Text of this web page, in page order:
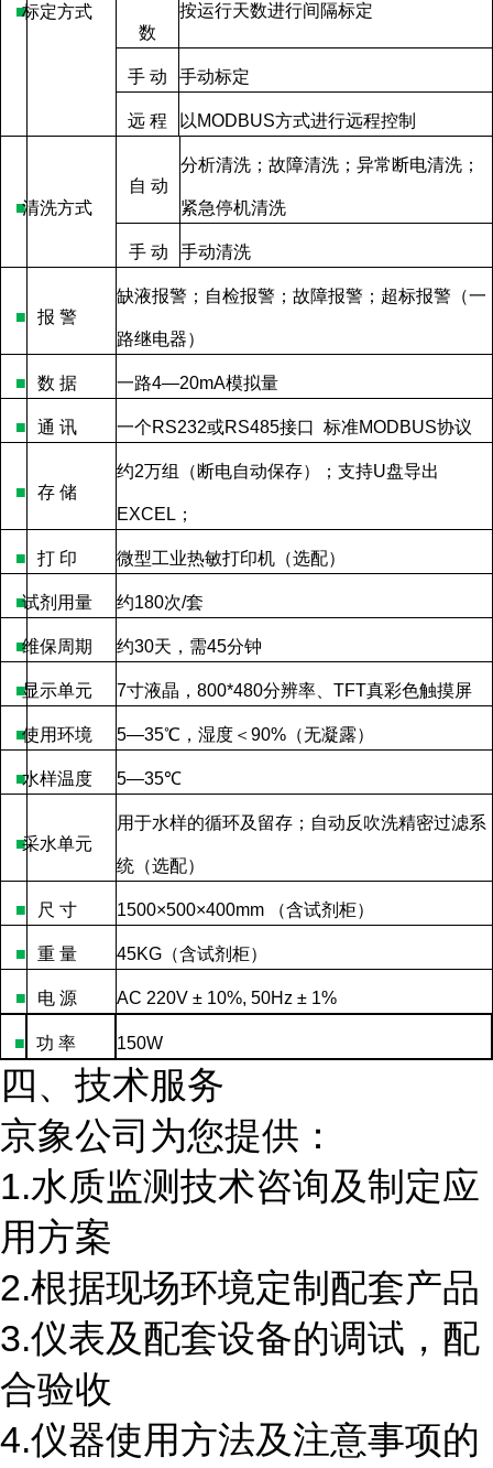
■标定方式
数
按运行天数进行间隔标定
手 动 手动标定
远 程 以 MODBUS方式进行远程控制
■清洗方式
自 动
分析清洗；故障清洗；异常断电清洗；
紧急停机清洗
手 动 手动清洗
■ 报 警
缺液报警；自检报警；故障报警；超标报警（一
路继电器）
■ 数 据 一路4—20mA模拟量
■ 通 讯 一个RS232或RS485接口 标准MODBUS协议
■ 存 储
约2万组（断电自动保存）；支持U盘导出
EXCEL ；
■ 打 印 微型工业热敏打印机（选配）
■试剂用量 约180次/套
■维保周期 约30天，需45分钟
■显示单元 7寸液晶， 800*480分辨率、 TFT真彩色触摸屏
■使用环境 5—35℃，湿度＜ 90% （无凝露）
■水样温度 5—35℃
■采水单元
用于水样的循环及留存；自动反吹洗精密过滤系
统（选配）
■ 尺 寸 1500×500×400mm （含试剂柜）
■ 重 量 45KG （含试剂柜）
■ 电 源 AC 220V ± 10%, 50Hz ± 1%
■ 功 率 150W
四、技术服务
京象公司为您提供：
1.水质监测技术咨询及制定应
用方案
2.根据现场环境定制配套产品
3.仪表及配套设备的调试，配
合验收
4.仪器使用方法及注意事项的